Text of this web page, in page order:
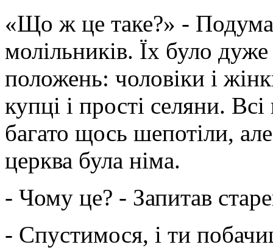
«Що ж це таке?» -
молільників. Їх було дуже
положень: чоловіки і
купці і прості селяни.
багато щось шепотіли,
церква була німа.
- Чому це? - Запитав
- Спустимося, і ти